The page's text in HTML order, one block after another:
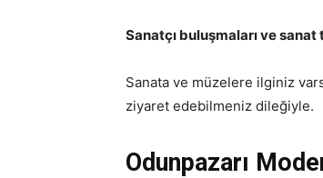
Sanatçı buluşmaları ve
Sanata ve müzelere ilginiz
ziyaret edebilmeniz dileğiyle.
Odunpazarı